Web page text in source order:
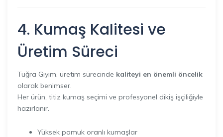
4. Kumaş Kalitesi ve
Üretim Süreci
Tuğra Giyim, üretim sürecinde kaliteyi en önemli öncelik
olarak benimser.
Her ürün, titiz kumaş seçimi ve profesyonel dikiş işçiliğiyle
hazırlanır.
Yüksek pamuk oranlı kumaşlar